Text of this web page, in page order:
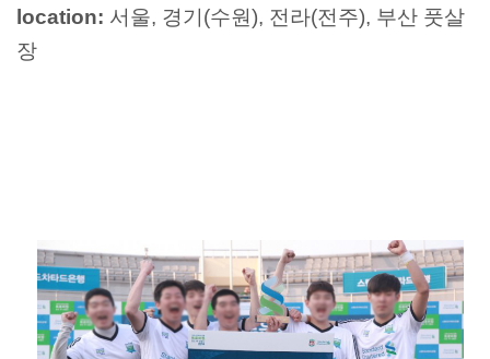
location: 서울, 경기(수원), 전라(전주), 부산 풋살
장